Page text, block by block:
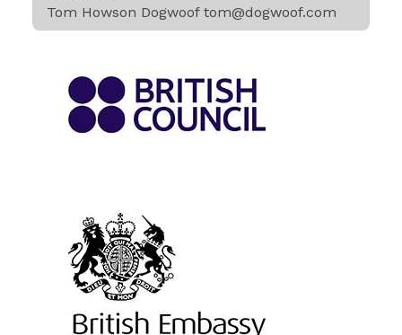
Tom Howson Dogwoof tom@dogwoof.com